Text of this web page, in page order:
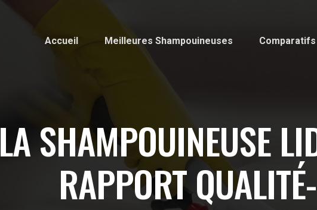
Accueil Meilleures Shampouineuses Comparatifs
LA SHAMPOUINEUSE
RAPPORT